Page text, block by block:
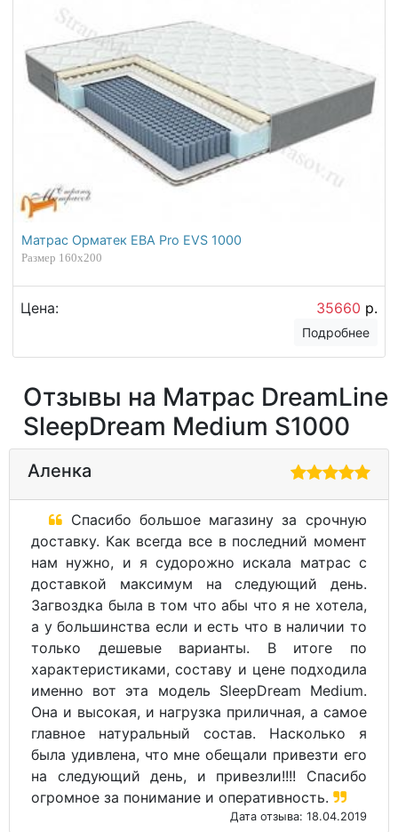
Матрас Орматек ЕВА Pro EVS 1000
Размер 160х200
Цена: 35660 р.
Подробнее
Отзывы на Матрас DreamLine
SleepDream Medium S1000
Аленка
Спасибо большое магазину за срочную
доставку. Как всегда все в последний момент
нам нужно, и я судорожно искала матрас с
доставкой максимум на следующий день.
Загвоздка была в том что абы что я не хотела,
а у большинства если и есть что в наличии то
только дешевые варианты. В итоге по
характеристиками, составу и цене подходила
именно вот эта модель SleepDream Medium.
Она и высокая, и нагрузка приличная, а самое
главное натуральный состав. Насколько я
была удивлена, что мне обещали привезти его
на следующий день, и привезли!!!! Спасибо
огромное за понимание и оперативность.
Дата отзыва: 18.04.2019